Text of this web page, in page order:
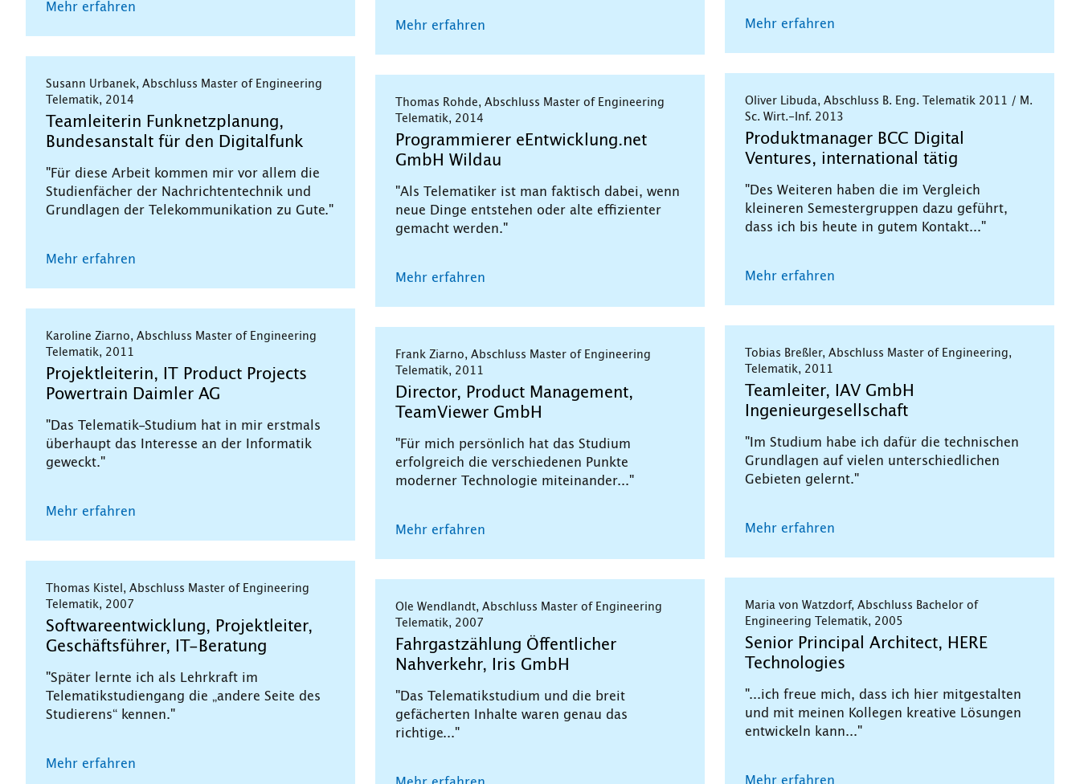
Mehr erfahren
Susann Urbanek, Abschluss Master of Engineering
Telematik, 2014
Teamleiterin Funknetzplanung,
Bundesanstalt für den Digitalfunk
"Für diese Arbeit kommen mir vor allem die
Studienfächer der Nachrichtentechnik und
Grundlagen der Telekommunikation zu Gute."
Mehr erfahren
Karoline Ziarno, Abschluss Master of Engineering
Telematik, 2011
Projektleiterin, IT Product Projects
Powertrain Daimler AG
"Das Telematik-Studium hat in mir erstmals
überhaupt das Interesse an der Informatik
geweckt."
Mehr erfahren
Thomas Kistel, Abschluss Master of Engineering
Telematik, 2007
Softwareentwicklung, Projektleiter,
Geschäftsführer, IT-Beratung
"Später lernte ich als Lehrkraft im
Telematikstudiengang die „andere Seite des
Studierens“ kennen."
Mehr erfahren
Mehr erfahren
Thomas Rohde, Abschluss Master of Engineering
Telematik, 2014
Programmierer eEntwicklung.net
GmbH Wildau
"Als Telematiker ist man faktisch dabei, wenn
neue Dinge entstehen oder alte effizienter
gemacht werden."
Mehr erfahren
Frank Ziarno, Abschluss Master of Engineering
Telematik, 2011
Director, Product Management,
TeamViewer GmbH
"Für mich persönlich hat das Studium
erfolgreich die verschiedenen Punkte
moderner Technologie miteinander..."
Mehr erfahren
Ole Wendlandt, Abschluss Master of Engineering
Telematik, 2007
Fahrgastzählung Öffentlicher
Nahverkehr, Iris GmbH
"Das Telematikstudium und die breit
gefächerten Inhalte waren genau das
richtige..."
Mehr erfahren
Oliver Libuda, Abschluss B. Eng. Telematik 2011 / M.
Sc. Wirt.-Inf. 2013
Produktmanager BCC Digital
Ventures, international tätig
"Des Weiteren haben die im Vergleich
kleineren Semestergruppen dazu geführt,
dass ich bis heute in gutem Kontakt..."
Mehr erfahren
Tobias Breßler, Abschluss Master of Engineering,
Telematik, 2011
Teamleiter, IAV GmbH
Ingenieurgesellschaft
"Im Studium habe ich dafür die technischen
Grundlagen auf vielen unterschiedlichen
Gebieten gelernt."
Mehr erfahren
Maria von Watzdorf, Abschluss Bachelor of
Engineering Telematik, 2005
Senior Principal Architect, HERE
Technologies
"...ich freue mich, dass ich hier mitgestalten
und mit meinen Kollegen kreative Lösungen
entwickeln kann..."
Mehr erfahren